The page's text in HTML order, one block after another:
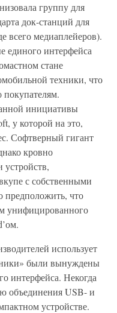
группу для
док-станций для
всего медиаплейеров).
единого интерфейса
стане
техники, что
покупателям.
инициативы
у которой на это,
Софтверный гигант
кровно
устройств,
с собственными
что
унифицированного
использует
были вынуждены
интерфейса. Некогда
объединения USB- и
устройстве.